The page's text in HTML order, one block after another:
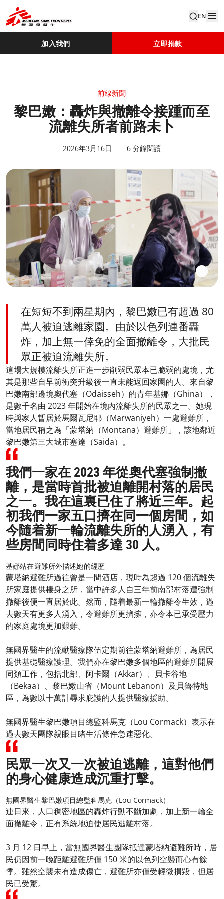
EN
加入我們 立即捐款
前線新聞
黎巴嫩：轟炸與撤離令接踵而至
流離失所者前路未卜
2026年3月16日 6 分鐘閱讀
在短短不到兩星期內，黎巴嫩已有超過 80
萬人被迫逃離家園。由於以色列連番轟
炸，加上無一倖免的全面撤離令，大批民
眾正被迫流離失所。
這場大規模流離失所正進一步削弱民眾本已脆弱的處境，尤
其是那些自早前衝突升級後一直未能返回家園的人。來自黎
巴嫩南部邊境奧代塞（Odaisseh）的青年基娜（Ghina），
是數千名由 2023 年開始在境內流離失所的民眾之一。她現
時與家人暫居於馬爾瓦尼耶（Marwaniyeh）一處避難所，
當地居民稱之為「蒙塔納（Montana）避難所」，該地鄰近
黎巴嫩第三大城市塞達（Saida）。
我們一家在 2023 年從奧代塞強制撤
離，是當時首批被迫離開村落的居民
之一。我在這裏已住了將近三年。起
初我們一家五口擠在同一個房間，如
今隨着新一輪流離失所的人湧入，有
些房間同時住着多達 30 人。
基娜站在避難所外描述她的經歷
蒙塔納避難所過往曾是一間酒店，現時為超過 120 個流離失
所家庭提供棲身之所，當中許多人自三年前南部村落遭強制
撤離後便一直居於此。然而，隨着最新一輪撤離令生效，過
去數天有更多人湧入，令避難所更擠擁，亦令本已承受壓力
的家庭處境更加艱難。
無國界醫生的流動醫療隊伍定期前往蒙塔納避難所，為居民
提供基礎醫療護理。我們亦在黎巴嫩多個地區的避難所開展
同類工作，包括北部、阿卡爾（Akkar）、貝卡谷地
（Bekaa）、黎巴嫩山省（Mount Lebanon）及貝魯特地
區，為數以十萬計尋求庇護的人提供醫療援助。
無國界醫生黎巴嫩項目總監科馬克（Lou Cormack）表示在
過去數天團隊親眼目睹生活條件急速惡化。
民眾一次又一次被迫逃離，這對他們
的身心健康造成沉重打擊。
無國界醫生黎巴嫩項目總監科馬克（Lou Cormack）
連日來，人口稠密地區的轟炸行動不斷加劇，加上新一輪全
面撤離令，正有系統地迫使居民逃離村落。
3 月 12 日早上，當無國界醫生團隊抵達蒙塔納避難所時，居
民仍因前一晚距離避難所僅 150 米的以色列空襲而心有餘
悸。雖然空襲未有造成傷亡，避難所亦僅受輕微損毀，但居
民已受驚。